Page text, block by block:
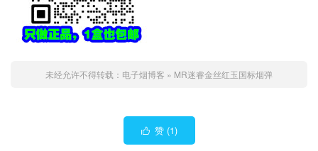
未经允许不得转载： 电子烟博客 » MR迷睿金丝红玉国标烟弹
 赞 (1)